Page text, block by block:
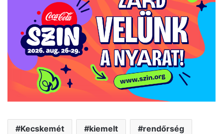
Kecskemét kiemelt rendőrség